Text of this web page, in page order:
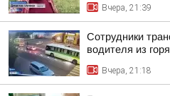
Вчера, 21:39
Сотрудники
водителя из
Вчера, 21:18